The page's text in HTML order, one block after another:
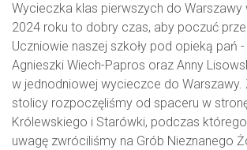
Wycieczka klas pierwszych do Warszawy
2024 roku to dobry czas, aby poczuć
Uczniowie naszej szkoły pod opieką pań -
Agnieszki Wiech-Papros oraz Anny
w jednodniowej wycieczce do Warszawy.
stolicy rozpoczęliśmy od spaceru w
Królewskiego i Starówki, podczas
uwagę zwróciliśmy na Grób Nieznanego